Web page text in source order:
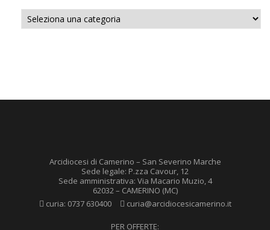
Categorie
Arcidiocesi di Camerino – San Severino Marche
Sede legale: P.zza Cavour, 12
Sede amministrativa: Via Macario Muzio, 4
62032 – CAMERINO (MC)
curia: 0737 630400 curia@arcidiocesicamerino.it
PER OFFERTE: